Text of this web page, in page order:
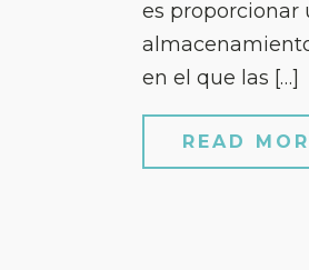
es proporcionar
en el que las […]
READ